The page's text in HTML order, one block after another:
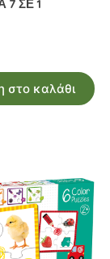
7 ΣΕ 1
στο καλάθι